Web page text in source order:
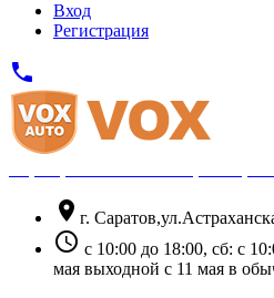
Вход
Регистрация
phone
location_on г.
schedule с 10:00 до 18:00, сб: с
мая выходной с 11 мая в